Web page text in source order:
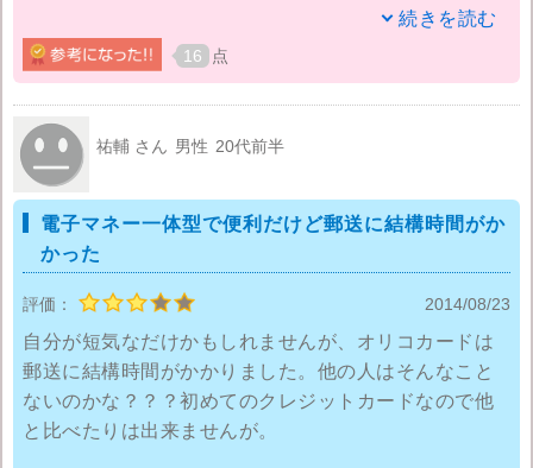
企業ロゴがでかでかと入ったカードを使うのは抵抗が
あるので・・・。
そしてオリコカードにして良かった！って思うのは
・年会費無料
・Amazonギフト券やTポイントに変えられる
というところですね。
ただポイントに期限があるから気を付けないといけな
いけど悪い点というほどでは無いと思います。
ポイントが様々な用途に使えるので初めてカードを作
る妹にも勧めておきました。
続きを読む
16 点
祐輔 さん 男性 20代前半
電子マネー一体型で便利だけど郵送に結構時間がか
かった
評価： 2014/08/23
自分が短気なだけかもしれませんが、オリコカードは
郵送に結構時間がかかりました。他の人はそんなこと
ないのかな？？？初めてのクレジットカードなので他
と比べたりは出来ませんが。